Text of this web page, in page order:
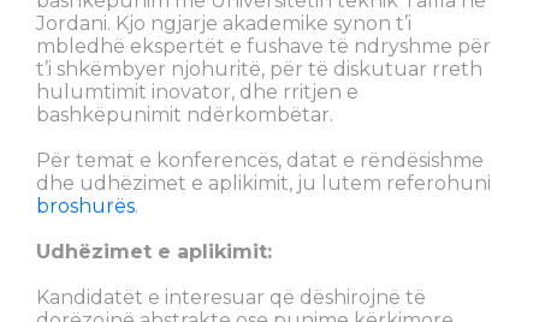
Jordani. Kjo ngjarje akademike synon t’i
mbledhë ekspertët e fushave të ndryshme për
t’i shkëmbyer njohuritë, për të diskutuar rreth
hulumtimit inovator, dhe rritjen e
bashkëpunimit ndërkombëtar.
Për temat e konferencës, datat e rëndësishme
dhe udhëzimet e aplikimit, ju lutem referohuni
broshurës.
Udhëzimet e aplikimit:
Kandidatët e interesuar që dëshirojnë të